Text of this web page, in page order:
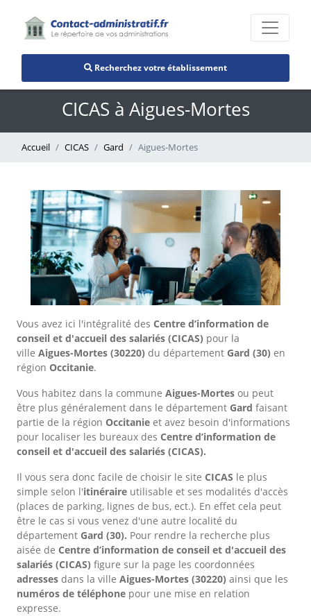
Recherchez votre établissement
CICAS à Aigues-Mortes
Accueil CICAS Gard Aigues-Mortes
Vous avez ici l'intégralité des Centre d’information de
conseil et d'accueil des salariés (CICAS) pour la
ville Aigues-Mortes (30220) du département Gard (30) en
région Occitanie.
Vous habitez dans la commune Aigues-Mortes ou peut
être plus généralement dans le département Gard faisant
partie de la région Occitanie et avez besoin d'informations
pour localiser les bureaux des Centre d’information de
conseil et d'accueil des salariés (CICAS).
Il vous sera donc facile de choisir le site CICAS le plus
simple selon l'itinéraire utilisable et ses modalités d'accès
(places de parking, lignes de bus, ect.). En effet cela peut
être le cas si vous venez d'une autre localité du
département Gard (30). Pour rendre la recherche plus
aisée de Centre d’information de conseil et d'accueil des
salariés (CICAS) figure sur la page les coordonnées
adresses dans la ville Aigues-Mortes (30220) ainsi que les
numéros de téléphone pour une mise en relation
expresse.